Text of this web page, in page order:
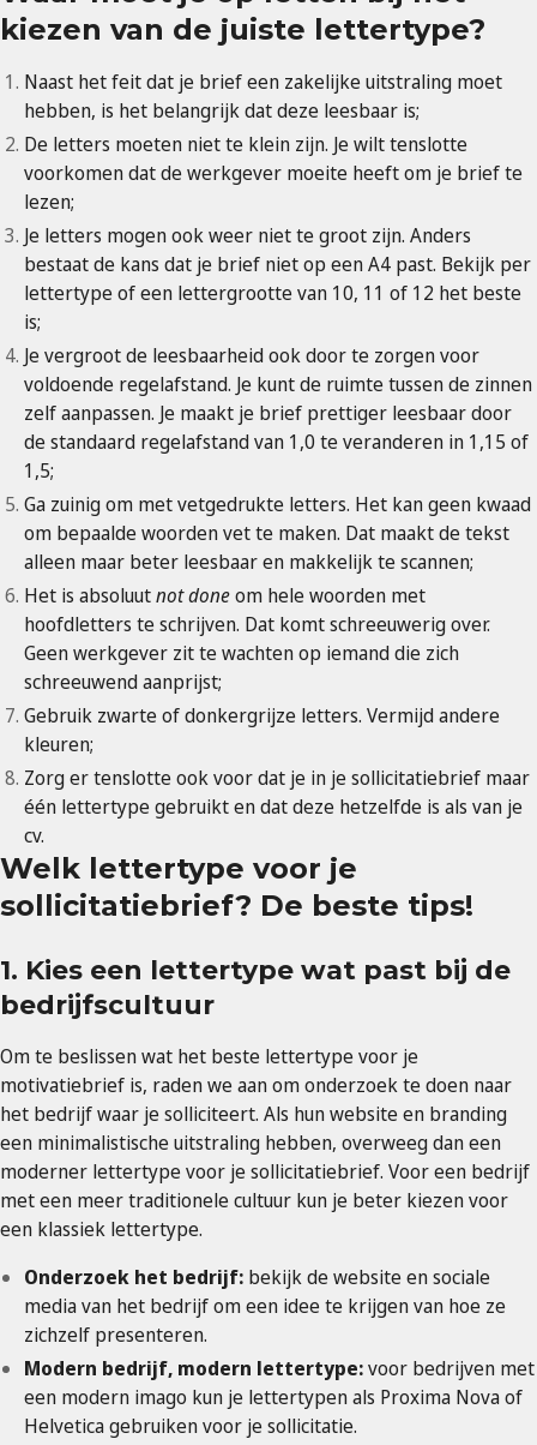
kiezen van de juiste lettertype?
Naast het feit dat je brief een zakelijke uitstraling moet
hebben, is het belangrijk dat deze leesbaar is;
De letters moeten niet te klein zijn. Je wilt tenslotte
voorkomen dat de werkgever moeite heeft om je brief te
lezen;
Je letters mogen ook weer niet te groot zijn. Anders
bestaat de kans dat je brief niet op een A4 past. Bekijk per
lettertype of een lettergrootte van 10, 11 of 12 het beste
is;
Je vergroot de leesbaarheid ook door te zorgen voor
voldoende regelafstand. Je kunt de ruimte tussen de zinnen
zelf aanpassen. Je maakt je brief prettiger leesbaar door
de standaard regelafstand van 1,0 te veranderen in 1,15 of
1,5;
Ga zuinig om met vetgedrukte letters. Het kan geen kwaad
om bepaalde woorden vet te maken. Dat maakt de tekst
alleen maar beter leesbaar en makkelijk te scannen;
Het is absoluutnot doneom hele woorden met
hoofdletters te schrijven. Dat komt schreeuwerig over.
Geen werkgever zit te wachten op iemand die zich
schreeuwend aanprijst;
Gebruik zwarte of donkergrijze letters. Vermijd andere
kleuren;
Zorg er tenslotte ook voor dat je in je sollicitatiebrief maar
één lettertype gebruikt en dat deze hetzelfde is als van je
cv.
Welk lettertype voor je
sollicitatiebrief? De beste tips!
1. Kies een lettertype wat past bij de
bedrijfscultuur
Om te beslissen wat het beste lettertype voor je
motivatiebrief is, raden we aan om onderzoek te doen naar
het bedrijf waar je solliciteert. Als hun website en branding
een minimalistische uitstraling hebben, overweeg dan een
moderner lettertype voor je sollicitatiebrief. Voor een bedrijf
met een meer traditionele cultuur kun je beter kiezen voor
een klassiek lettertype.
Onderzoek het bedrijf: bekijk de website en sociale
media van het bedrijf om een ​​idee te krijgen van hoe ze
zichzelf presenteren.
Modern bedrijf, modern lettertype:voor bedrijven met
een modern imago kun je lettertypen als Proxima Nova of
Helvetica gebruiken voor je sollicitatie.